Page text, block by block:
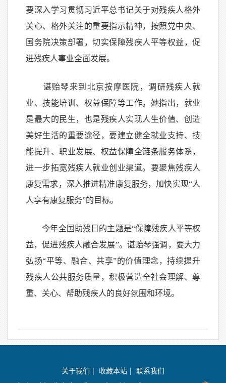
要深入学习贯彻习近平总书记关于对残疾人格外
关心、格外关注的重要指示精神，按照党中央、
国务院决策部署，切实保障残疾人平等权益，促
进残疾人事业全面发展。
谌贻琴来到北京按摩医院，调研残疾人就
业、技能培训、权益保障等工作。她指出，就业
是最大的民生，也是残疾人实现人生价值、创造
美好生活的重要途径，要建立健全就业支持、技
能提升、职业发展、权益保障全链条服务体系，
进一步拓宽残疾人就业创业渠道。要聚焦残疾人
康复需求，深入推进精准康复服务，加快实现“人
人享有康复服务”的目标。
今年全国助残日的主题是“保障残疾人平等权
益，促进残疾人融合发展”。谌贻琴强调，要大力
弘扬“平等、融合、共享”的价值理念，持续提升
残疾人公共服务质量，积极营造全社会理解、尊
重、关心、帮助残疾人的良好氛围和环境。
关于我们 | 收藏本站 | 联系我们